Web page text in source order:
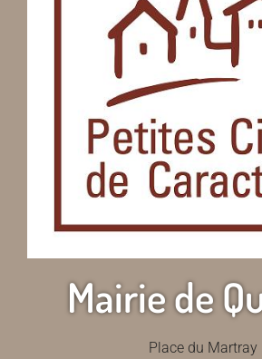
Mairie de
Place du Martray